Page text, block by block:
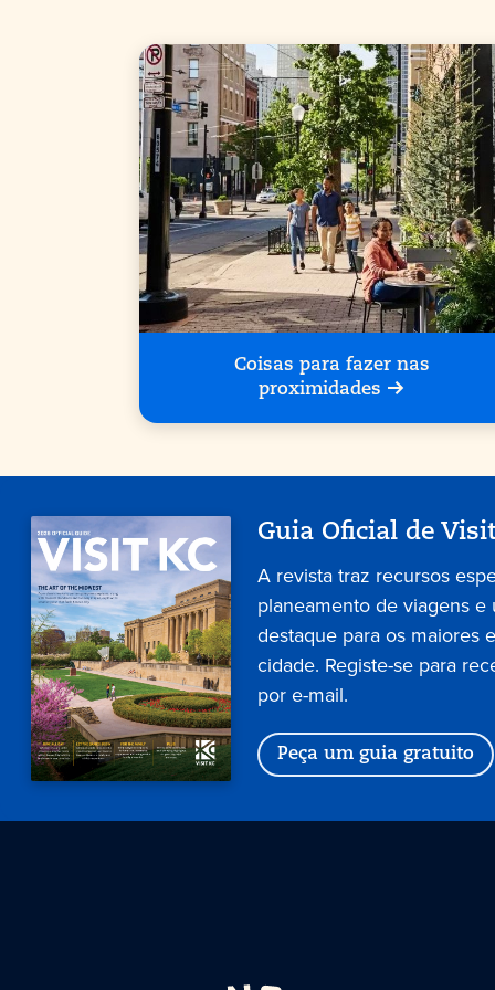
Coisas para fazer nas
proximidades
Guia Oficial de
A revista traz recursos
planeamento de viagens
destaque para os maiores
cidade. Registe-se para
por e-mail.
Peça um guia gratuito